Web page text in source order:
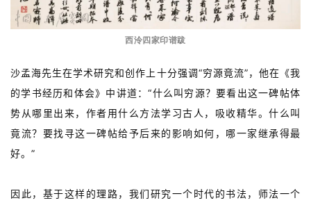
夜
话
术
图
库
容
錯
西泠四家印谱跋
沙孟海先生在学术研究和创作上十分强调“穷源竟流”，他在《我
的学书经历和体会》中讲道：“什么叫穷源？要看出这一碑帖体
势从哪里出来，作者用什么方法学习古人，吸收精华。什么叫
竟流？要找寻这一碑帖给予后来的影响如何，哪一家继承得最
好。”
因此，基于这样的理路，我们研究一个时代的书法，师法一个